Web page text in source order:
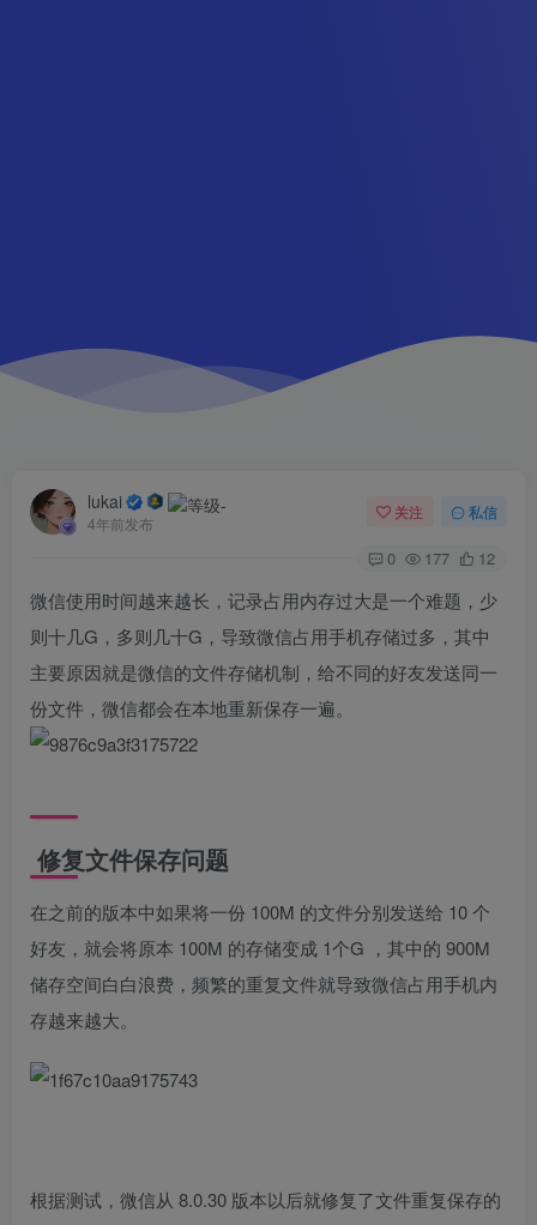
lukai
4年前发布
关注 私信
0 177 12
微信使用时间越来越长，记录占用内存过大是一个难题，少
则十几G，多则几十G，导致微信占用手机存储过多，其中
主要原因就是微信的文件存储机制，给不同的好友发送同一
份文件，微信都会在本地重新保存一遍。
修复文件保存问题
在之前的版本中如果将一份 100M 的文件分别发送给 10 个
好友，就会将原本 100M 的存储变成 1个G ，其中的 900M
储存空间白白浪费，频繁的重复文件就导致微信占用手机内
存越来越大。
根据测试，微信从 8.0.30 版本以后就修复了文件重复保存的